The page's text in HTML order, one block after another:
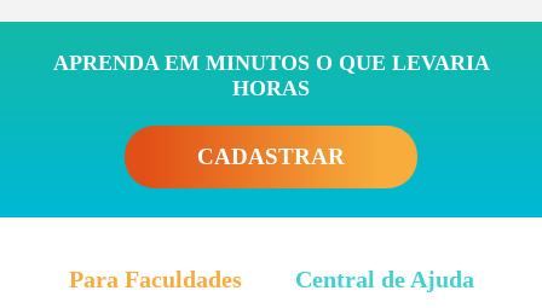
Compressores de deslocamento positivo
fornecem energia ao gás proporcionando variação do
volume dele. E eles podem operar fornecendo ampla
faixa de variações de pressão. Esse tipo de
compressor trabalha com fluxos intermitentes; ele
pega um certo volume de fluido, aumenta a pressão
Embora não vá entrar em detalhes de todos os tipos e
subgrupos de compressores, vou deixar aqui um
APRENDA EM MINUTOS O QUE LEVARIA
HORAS
CADASTRAR
Para Faculdades Central de Ajuda